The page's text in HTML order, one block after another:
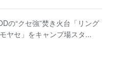
の“クセ強”焚き火台「リング
ヤセ」をキャンプ場スタ...